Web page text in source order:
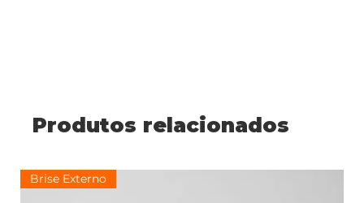
Produtos relacionados
Brise Externo